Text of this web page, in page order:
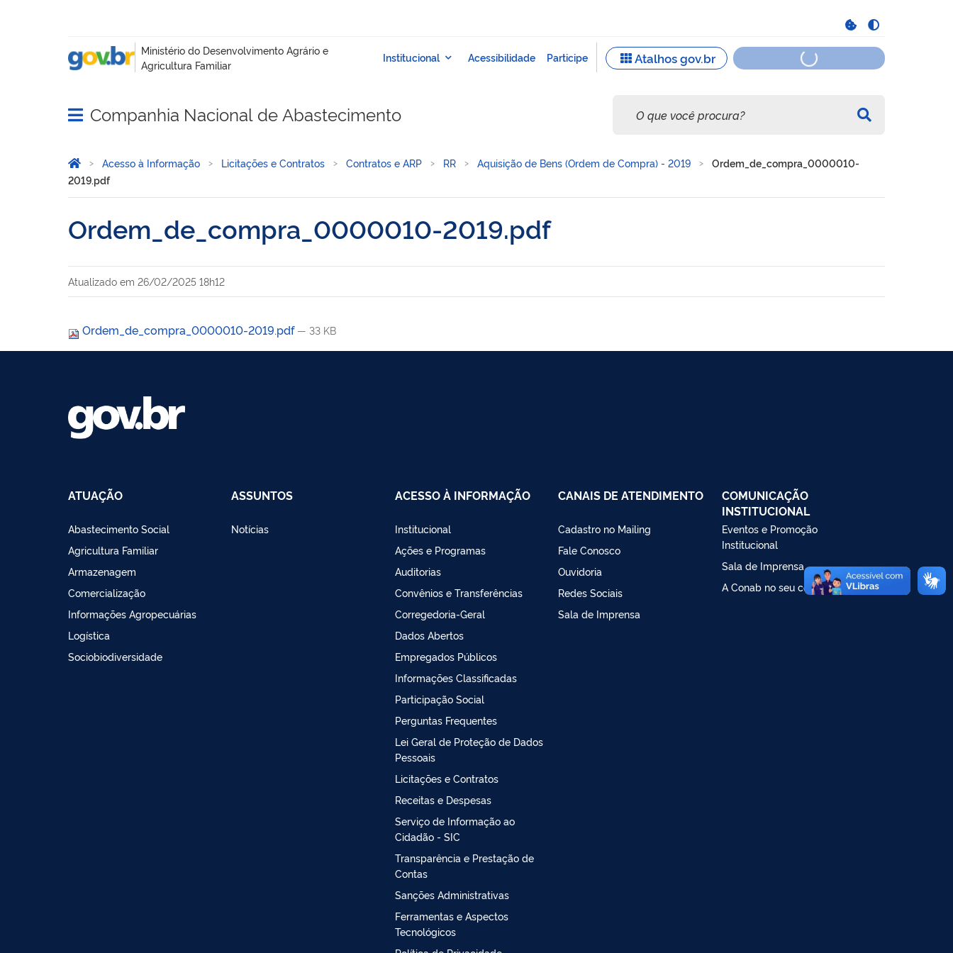
Abrir menu principal de navegação
Companhia Nacional de Abastecimento
Você está aqui:
Página Inicial
Acesso à Informação Licitações e Contratos Contratos e ARP RR Aquisição de Bens (Ordem de Compra) - 2019
Ordem_de_compra_0000010-
2019.pdf
Ordem_de_compra_0000010-2019.pdf
Atualizado em 26/02/2025 18h12
Ordem_de_compra_0000010-2019.pdf — 33 KB
ATUAÇÃO
Abastecimento Social
Agricultura Familiar
Armazenagem
Comercialização
Informações Agropecuárias
Logística
Sociobiodiversidade
ASSUNTOS
Notícias
ACESSO À INFORMAÇÃO
Institucional
Ações e Programas
Auditorias
Convênios e Transferências
Corregedoria-Geral
Dados Abertos
Empregados Públicos
Informações Classificadas
Participação Social
Perguntas Frequentes
Lei Geral de Proteção de Dados
Pessoais
Licitações e Contratos
Receitas e Despesas
Serviço de Informação ao
Cidadão - SIC
Transparência e Prestação de
Contas
Sanções Administrativas
Ferramentas e Aspectos
Tecnológicos
CANAIS DE ATENDIMENTO
Cadastro no Mailing
Fale Conosco
Ouvidoria
Redes Sociais
Sala de Imprensa
COMUNICAÇÃO
INSTITUCIONAL
Eventos e Promoção
Institucional
Sala de Imprensa
A Conab no seu celular!